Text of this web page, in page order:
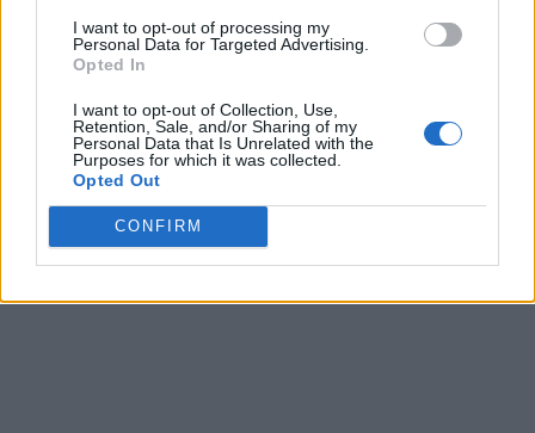
I want to opt-out of processing my
Personal Data for Targeted Advertising.
Opted In
I want to opt-out of Collection, Use,
Retention, Sale, and/or Sharing of my
Personal Data that Is Unrelated with the
Purposes for which it was collected.
Opted Out
CONFIRM
rafforzare i livelli di sicurezza nei laboratori a rischio biologico
ad alto rischio, che potrebbero essere trasferiti lontani dai
Fonte: Tgcom24.mediaset.it